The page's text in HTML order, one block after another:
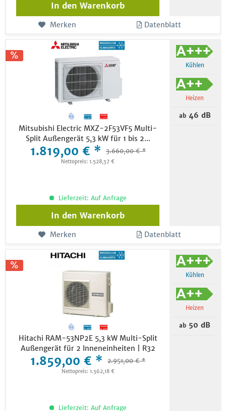
In den Warenkorb
Merken Datenblatt
Mitsubishi Electric MXZ-2F53VF5 Multi-
Split Außengerät 5,3 kW für 1 bis 2...
1.819,00 € * 3.660,00 € *
Nettopreis: 1.528,57 €
Kühlen
Heizen
ab46 dB
Lieferzeit: Auf Anfrage
In den Warenkorb
Merken Datenblatt
Hitachi RAM-53NP2E 5,3 kW Multi-Split
Außengerät für 2 Inneneinheiten | R32
1.859,00 € * 2.951,00 € *
Nettopreis: 1.562,18 €
Kühlen
Heizen
ab 50 dB
Lieferzeit: Auf Anfrage